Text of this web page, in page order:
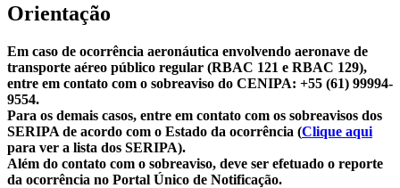
Orientação
Em caso de ocorrência aeronáutica envolvendo aeronave de
transporte aéreo público regular (RBAC 121 e RBAC 129),
entre em contato com o sobreaviso do CENIPA: +55 (61) 99994-
9554.
Para os demais casos, entre em contato com os sobreavisos dos
SERIPA de acordo com o Estado da ocorrência (Clique aqui
para ver a lista dos SERIPA).
Além do contato com o sobreaviso, deve ser efetuado o reporte
da ocorrência no Portal Único de Notificação.